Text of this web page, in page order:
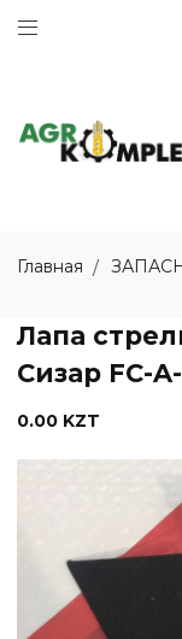
Главная
Лапа
Сизар FC-
0.00 KZT